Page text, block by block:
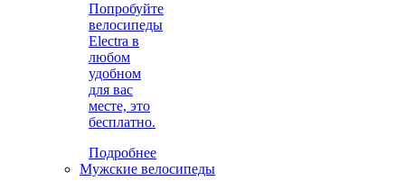
Попробуйте
велосипеды
Electra в
любом
удобном
для вас
месте, это
бесплатно.
Подробнее
Мужские велосипеды